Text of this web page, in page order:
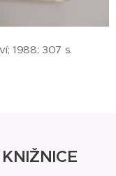
1988; 307 s.
KNIŽNICE